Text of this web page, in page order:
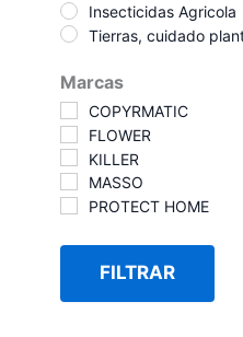
Insecticidas Agricola
Tierras, cuidado
Marcas
COPYRMATIC
FLOWER
KILLER
MASSO
PROTECT HOME
FILTRAR